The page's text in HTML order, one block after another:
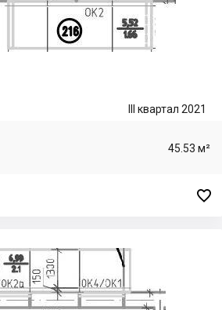
III квартал 2021
45.53 м²
